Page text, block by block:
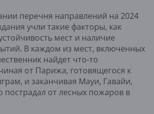
перечня направлений на 2024
учли такие факторы, как
мест и наличие
В каждом из мест, включенных
найдет что-то
от Парижа, готовящегося к
и заканчивая Мауи, Гавайи,
пострадал от лесных пожаров в